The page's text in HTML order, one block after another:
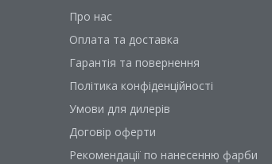
Про нас
Оплата та доставка
Гарантія та повернення
Політика конфіденційності
Умови для дилерів
Договір оферти
Рекомендації по нанесенню фарби